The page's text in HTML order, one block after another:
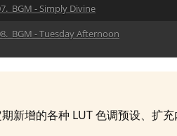
BGM - Simply Divine
BGM - Tuesday Afternoon
BGM - With You in My Arms
新增的各种 LUT 色调预设、扩